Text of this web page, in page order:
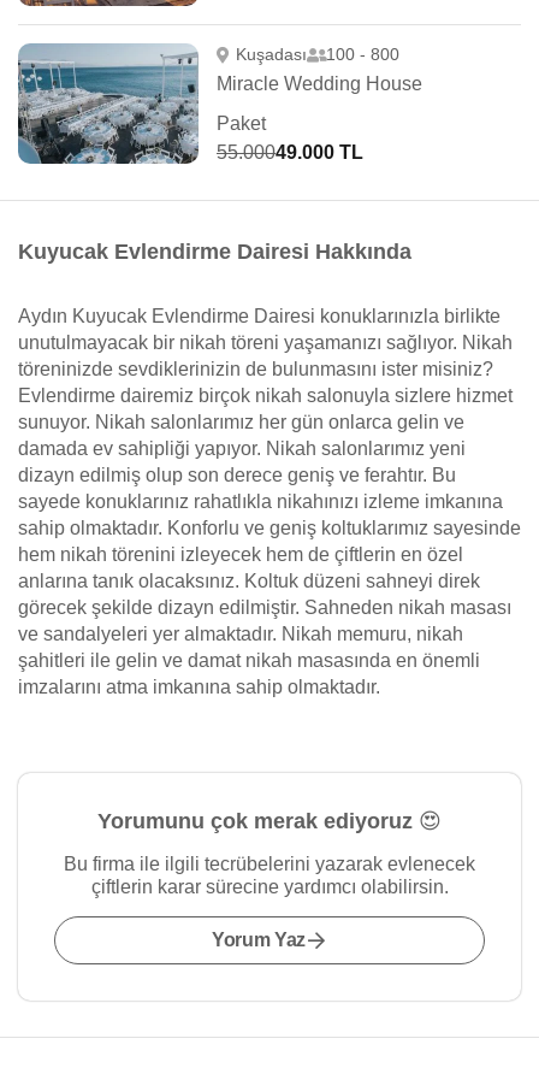
Kuşadası 100 - 800
Miracle Wedding House
Paket
55.00049.000 TL
Kuyucak Evlendirme Dairesi Hakkında
Aydın Kuyucak Evlendirme Dairesi konuklarınızla birlikte
unutulmayacak bir nikah töreni yaşamanızı sağlıyor. Nikah
töreninizde sevdiklerinizin de bulunmasını ister misiniz?
Evlendirme dairemiz birçok nikah salonuyla sizlere hizmet
sunuyor. Nikah salonlarımız her gün onlarca gelin ve
damada ev sahipliği yapıyor. Nikah salonlarımız yeni
dizayn edilmiş olup son derece geniş ve ferahtır. Bu
sayede konuklarınız rahatlıkla nikahınızı izleme imkanına
sahip olmaktadır. Konforlu ve geniş koltuklarımız sayesinde
hem nikah törenini izleyecek hem de çiftlerin en özel
anlarına tanık olacaksınız. Koltuk düzeni sahneyi direk
görecek şekilde dizayn edilmiştir. Sahneden nikah masası
ve sandalyeleri yer almaktadır. Nikah memuru, nikah
şahitleri ile gelin ve damat nikah masasında en önemli
imzalarını atma imkanına sahip olmaktadır.
Yorumunu çok merak ediyoruz 😍
Bu firma ile ilgili tecrübelerini yazarak evlenecek
çiftlerin karar sürecine yardımcı olabilirsin.
Yorum Yaz